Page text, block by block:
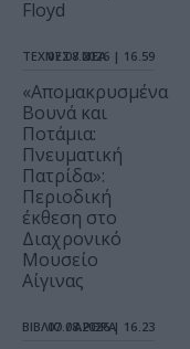
Floyd
ΤΕΧΝΕΣ / ΝΕΑ
07.08.2026 | 16.59
«Απομακρυσμένα
Βουνά και
Ποτάμια:
Πνευματική
Πατρίδα»:
Περιοδική
έκθεση στο
Διαχρονικό
Μουσείο
Αίγινας
ΒΙΒΛΙΟ / ΑΡΘΡΑ
07.08.2026 | 16.23